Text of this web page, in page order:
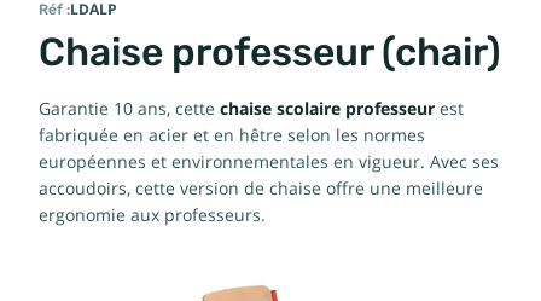
Réf :LDALP
Chaise professeur (chair)
Garantie 10 ans, cette chaise scolaire professeur est
fabriquée en acier et en hêtre selon les normes
européennes et environnementales en vigueur. Avec ses
accoudoirs, cette version de chaise offre une meilleure
ergonomie aux professeurs.